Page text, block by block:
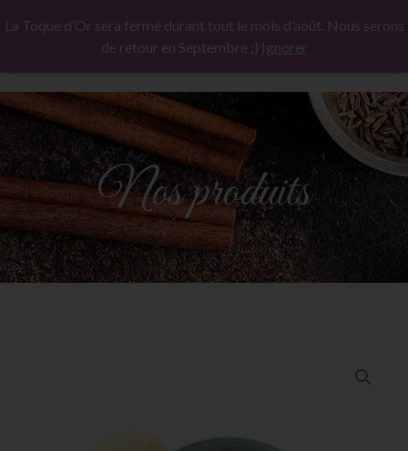
Nos produits
La Toque d’Or sera fermé durant tout le mois d’août. Nous serons
de retour en Septembre ;) Ignorer